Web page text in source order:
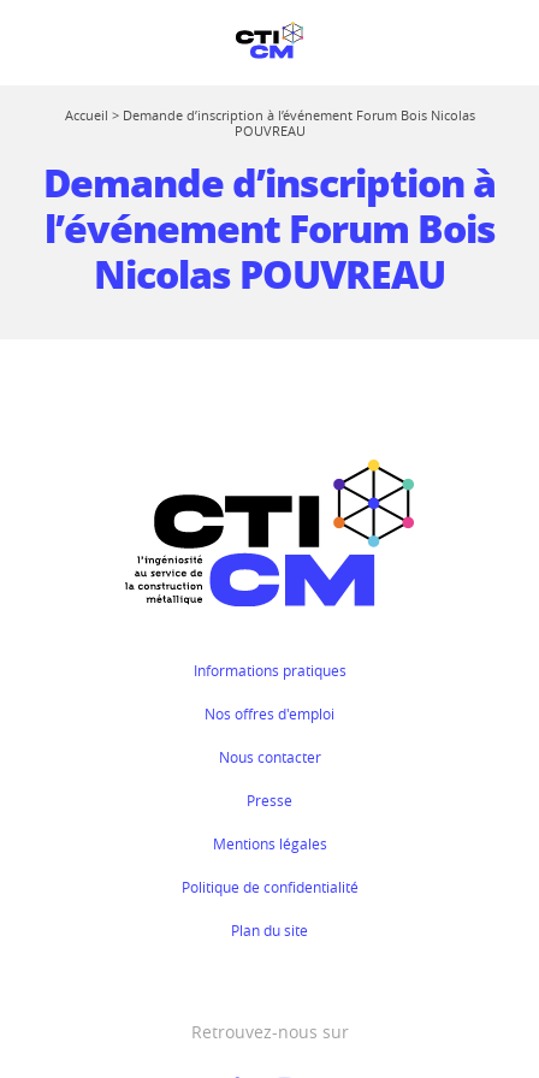
Accueil > Demande d’inscription à l’événement Forum Bois Nicolas
POUVREAU
Demande d’inscription à
l’événement Forum Bois
Nicolas POUVREAU
Informations pratiques
Nos offres d'emploi
Nous contacter
Presse
Mentions légales
Politique de confidentialité
Plan du site
Retrouvez-nous sur